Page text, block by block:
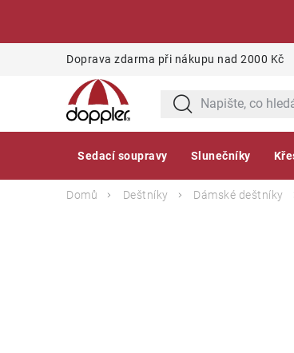
Doprava zdarma při nákupu nad 2000 Kč
Sedací soupravy Slunečníky
Domů Deštníky Dámské deštníky